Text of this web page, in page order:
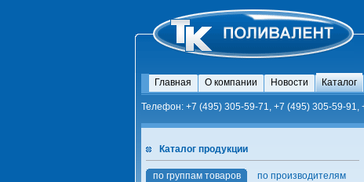
Главная О компании Новости Каталог
Телефон: +7 (495) 305-59-71, +7 (495) 305-59-
Каталог продукции
по группам товаров по производителям